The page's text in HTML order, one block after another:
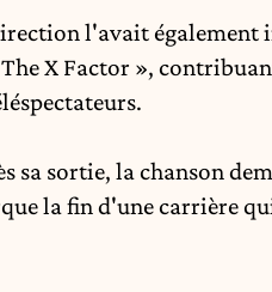
l'avait
X Factor »,
sa sortie, la chanson
la fin d'une carrière